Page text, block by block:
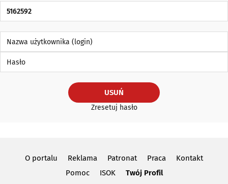
USUŃ
Zresetuj hasło
O portalu Reklama Patronat Praca
Kontakt
Pomoc
ISOK Twój Profil